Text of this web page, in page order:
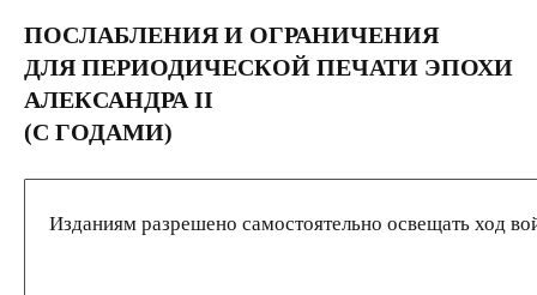
ПОСЛАБЛЕНИЯ И ОГРАНИЧЕНИЯ
ДЛЯ ПЕРИОДИЧЕСКОЙ ПЕЧАТИ ЭПОХИ
АЛЕКСАНДРА II
(С ГОДАМИ)
Изданиям разрешено самостоятельно освещать ход